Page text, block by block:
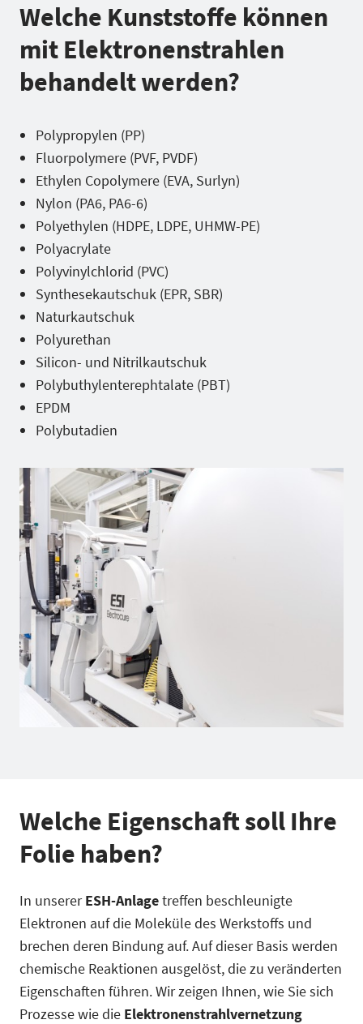
Welche Kunststoffe können
mit Elektronenstrahlen
behandelt werden?
Polypropylen (PP)
Fluorpolymere (PVF, PVDF)
Ethylen Copolymere (EVA, Surlyn)
Nylon (PA6, PA6-6)
Polyethylen (HDPE, LDPE, UHMW-PE)
Polyacrylate
Polyvinylchlorid (PVC)
Synthesekautschuk (EPR, SBR)
Naturkautschuk
Polyurethan
Silicon- und Nitrilkautschuk
Polybuthylenterephtalate (PBT)
EPDM
Polybutadien
Welche Eigenschaft soll Ihre
Folie haben?
In unsererESH-Anlagetreffen beschleunigte
Elektronen auf die Moleküle des Werkstoffs und
brechen deren Bindung auf. Auf dieser Basis werden
chemische Reaktionen ausgelöst, die zu veränderten
Eigenschaften führen. Wir zeigen Ihnen, wie Sie sich
Prozesse wie die Elektronenstrahlvernetzung